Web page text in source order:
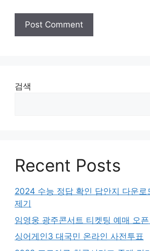
검색
Recent Posts
2024 수능 정답 확인 답안지 다운로
제기
임영웅 광주콘서트 티켓팅 예매 오
싱어게인3 대국민 온라인 사전투표